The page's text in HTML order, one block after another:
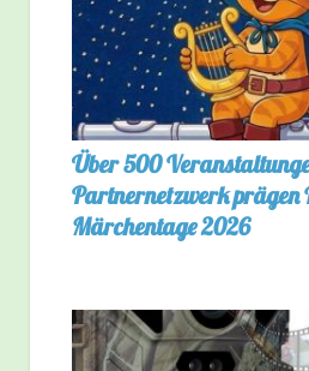
Über 500
Partnernetzwerk prägen
Märchentage 2026